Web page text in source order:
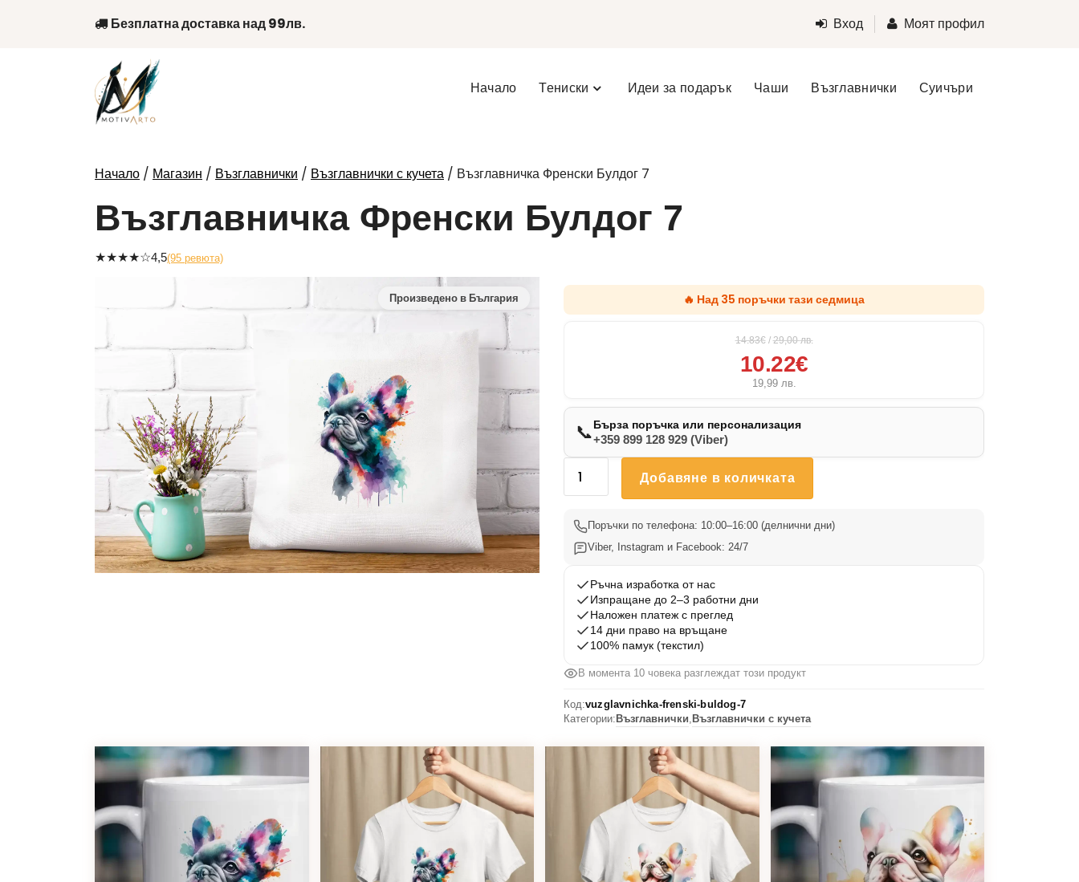
Безплатна доставка над 99лв. Вход Моят профил
Начало Тениски Идеи за подарък Чаши Възглавнички Суичъри
Начало / Магазин / Възглавнички / Възглавнички с кучета / Възглавничка Френски Булдог 7
Възглавничка Френски Булдог 7
★★★★☆4,5(95 ревюта)
🔥 Над 35 поръчки тази седмица
14.83€ / 29,00лв.
10.22€
19,99 лв.
📞Бърза поръчка или персонализация
+359 899 128 929 (Viber)
количество
Възглавничка
Френски
Булдог
Добавяне в количката
Поръчки по телефона: 10:00–16:00 (делнични дни)
Viber, Instagram и Facebook: 24/7
Ръчна изработка от нас
Изпращане до 2–3 работни дни
Наложен платеж с преглед
14 дни право на връщане
100% памук (текстил)
В момента 10 човека разглеждат този продукт
Код:vuzglavnichka-frenski-buldog-7
Категории: Възглавнички, Възглавнички с кучета